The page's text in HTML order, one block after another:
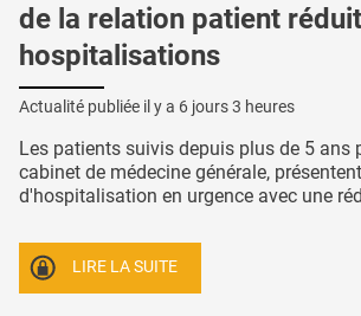
de la relation patient
hospitalisations
Actualité publiée il y a 6 jours 3 heures
Les patients suivis depuis plus de 5 ans
cabinet de médecine générale,
d'hospitalisation en urgence avec une
LIRE LA SUITE